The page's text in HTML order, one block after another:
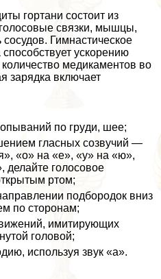
гортани состоит из
связки, мышцы,
Гимнастическое
ускорению
медикаментов во
зарядка включает
по гpyди, шее;
гласных созвучий —
«о» на «е», «у» на «ю»,
голосовое
ртом;
подбородок вниз
по сторонам;
имитирующих
головой;
используя звук «а».